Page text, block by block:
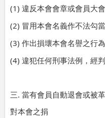
(1) 違反本會會章或會員大
(2) 冒用本會名義作不法勾當
(3) 作出損壞本會名譽之行為
(4) 違犯任何刑事法例，經
三. 當有會員自動退會或被
對本會之捐